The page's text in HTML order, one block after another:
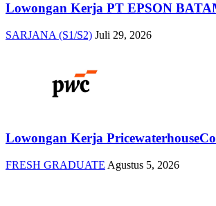
Lowongan Kerja PT EPSON
SARJANA (S1/S2) Juli 29, 2026
Lowongan Kerja
FRESH GRADUATE Agustus 5, 2026